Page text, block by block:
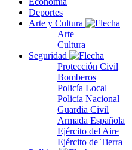
Deportes
Arte y Cultura
Arte
Cultura
Seguridad
Protección Civil
Bomberos
Policía Local
Policía Nacional
Guardia Civil
Armada Española
Ejército del Aire
Ejército de Tierra